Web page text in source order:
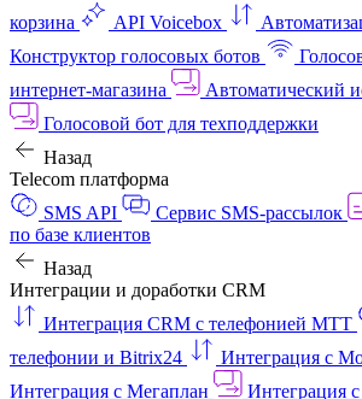
корзина
API Voicebox
Конструктор голосовых ботов
интернет‑магазина
Автоматический
Голосовой бот для техподдержки
Назад
Telecom платформа
SMS API
Сервис SMS-рассылок
по базе клиентов
Назад
Интеграции и доработки CRM
Интеграция CRM с телефонией МТТ
телефонии и Bitrix24
Интеграция с
Интеграция с Мегаплан
Интеграция